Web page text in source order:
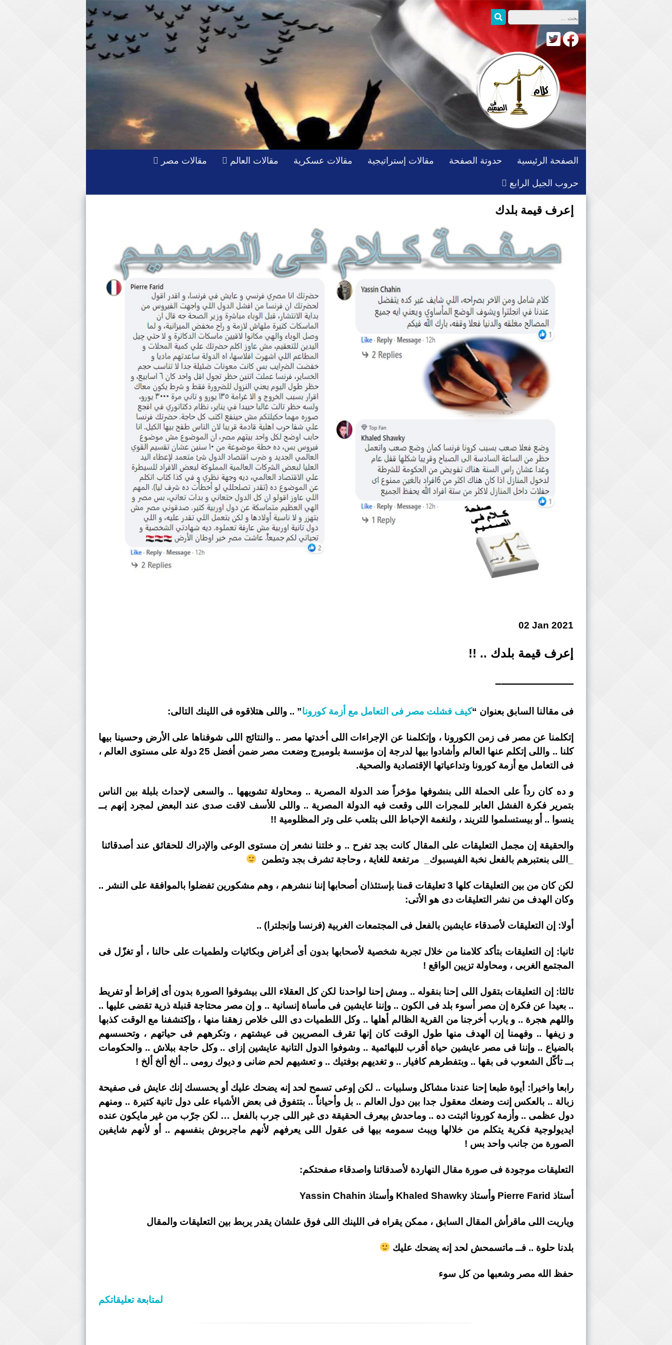
التجاوز
إلى
البحث عن:
بحث
الصفحة الرئيسية حدوتة الصفحة مقالات إستراتيجية مقالات عسكرية مقالات العالم مقالات مصر
حروب الجيل الرابع
إعرف قيمة بلدك
02 Jan 2021
إعرف قيمة بلدك .. !!
——————–
فى مقالنا السابق بعنوان “كيف فشلت مصر فى التعامل مع أزمة كورونا” .. واللى هتلاقوه فى اللينك التالى:
إتكلمنا عن مصر فى زمن الكورونا ، وإتكلمنا عن الإجراءات اللى أخدتها مصر .. والنتائج اللى شوفناها على الأرض وحسينا بيها
كلنا .. واللى إتكلم عنها العالم وأشادوا بيها لدرجة إن مؤسسة بلومبرج وضعت مصر ضمن أفضل 25 دولة على مستوى العالم ،
فى التعامل مع أزمة كورونا وتداعياتها الإقتصادية والصحية.
و ده كان رداً على الحملة اللى بنشوفها مؤخراً ضد الدولة المصرية .. ومحاولة تشويهها .. والسعى لإحداث بلبلة بين الناس
بتمرير فكرة الفشل العابر للمجرات اللى وقعت فيه الدولة المصرية .. واللى للأسف لاقت صدى عند البعض لمجرد إنهم بــ
ينسوا .. أو بيستسلموا للتريند ، ولنغمة الإحباط اللى بتلعب على وتر المظلومية !!
والحقيقة إن مجمل التعليقات على المقال كانت بجد تفرح .. و خلتنا نشعر إن مستوى الوعى والإدراك للحقائق عند أصدقائنا
_اللى بنعتبرهم بالفعل نخبة الفيسبوك_ مرتفعة للغاية ، وحاجة تشرف بجد وتطمن
لكن كان من بين التعليقات كلها 3 تعليقات قمنا بإستئذان أصحابها إننا ننشرهم ، وهم مشكورين تفضلوا بالموافقة على النشر ..
وكان الهدف من نشر التعليقات دى هو الأتى:
أولا: إن التعليقات لأصدقاء عايشين بالفعل فى المجتمعات الغربية (فرنسا وإنجلترا) ..
ثانيا: إن التعليقات بتأكد كلامنا من خلال تجربة شخصية لأصحابها بدون أى أغراض وبكائيات ولطميات على حالنا ، أو تغزّل فى
المجتمع الغربى ، ومحاولة تزيين الواقع !
ثالثا: إن التعليقات بتقول اللى إحنا بنقوله .. ومش إحنا لواحدنا لكن كل العقلاء اللى بيشوفوا الصورة بدون أى إفراط أو تفريط
.. بعيدا عن فكرة إن مصر أسوء بلد فى الكون .. وإننا عايشين فى مأساة إنسانية .. و إن مصر محتاجة قنبلة ذرية تقضى عليها ..
واللهم هجرة .. و يارب أخرجنا من القرية الظالم أهلها .. وكل اللطميات دى اللى خلاص زهقنا منها ، وإكتشفنا مع الوقت كذبها
و زيفها .. وفهمنا إن الهدف منها طول الوقت كان إنها تقرف المصريين فى عيشتهم ، وتكرههم فى حياتهم ، وتحسسهم
بالضياع .. وإننا فى مصر عايشين حياة أقرب للبهائمية .. وشوفوا الدول التانية عايشين إزاى .. وكل حاجة ببلاش .. والحكومات
بــ تأكّل الشعوب فى بقها .. وبتفطرهم كافيار .. و تغديهم بوفتيك .. و تعشيهم لحم ضانى و ديوك رومى .. ألخ ألخ ألخ !
رابعا واخيرا: أيوة طبعا إحنا عندنا مشاكل وسلبيات .. لكن إوعى تسمح لحد إنه يضحك عليك أو يحسسك إنك عايش فى صفيحة
زبالة .. بالعكس إنت وضعك معقول جدا بين دول العالم .. بل وأحياناً .. بتتفوق فى بعض الأشياء على دول تانية كتيرة .. ومنهم
دول عظمى .. وأزمة كورونا اثبتت ده .. وماحدش بيعرف الحقيقة دى غير اللى جرب بالفعل … لكن جرّب من غير مايكون عنده
ايديولوجية فكرية يتكلم من خلالها ويبث سمومه بيها فى عقول اللى يعرفهم لأنهم ماجربوش بنفسهم .. أو لأنهم شايفين
الصورة من جانب واحد بس !
التعليقات موجودة فى صورة مقال النهاردة لأصدقائنا واصدقاء صفحتكم:
أستاذ Pierre Farid وأستاذ Khaled Shawky وأستاذ Yassin Chahin
وياريت اللى ماقرأش المقال السابق ، ممكن يقراه فى اللينك اللى فوق علشان يقدر يربط بين التعليقات والمقال
بلدنا حلوة .. فــ ماتسمحش لحد إنه يضحك عليك
حفظ الله مصر وشعبها من كل سوء
لمتابعة تعليقاتكم